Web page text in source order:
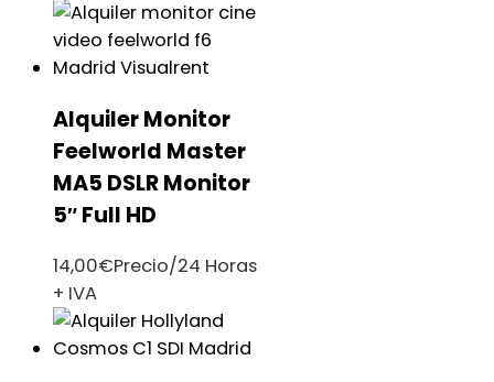
Alquiler Monitor
Feelworld Master
MA5 DSLR Monitor
5″ Full HD
14,00€Precio/24 Horas
+ IVA